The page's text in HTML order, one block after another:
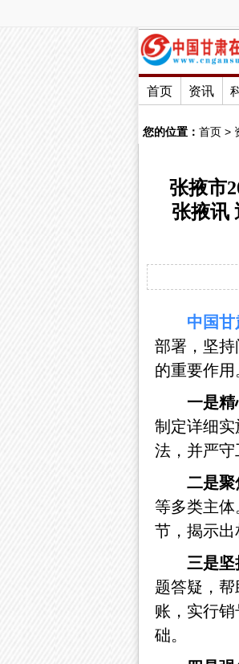
首页 资讯
您的位置： 首页 >
张掖市
张掖讯
中国甘
部署，坚
的重要作用
一是精
制定详细
法，并严守
二是聚
等多类主体
节，揭示出
三是
题答疑，
账，实行
础。